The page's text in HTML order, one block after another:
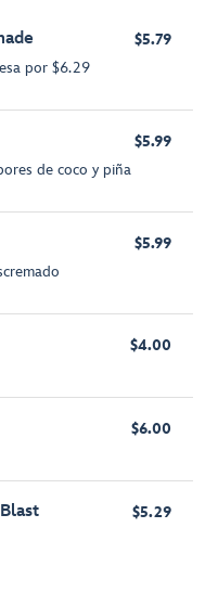
por $6.29
$5.79
de coco y piña
$5.99
$5.99
$4.00
$6.00
$5.29